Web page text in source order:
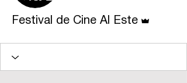
Festival de Cine Al Este